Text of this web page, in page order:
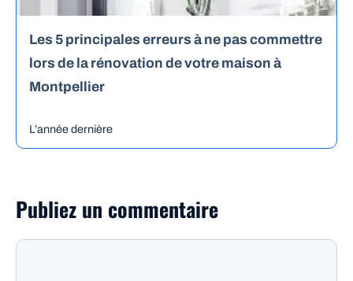
Les 5 principales erreurs à ne pas commettre
lors de la rénovation de votre maison à
Montpellier
L’année dernière
Publiez un commentaire
Commentaire